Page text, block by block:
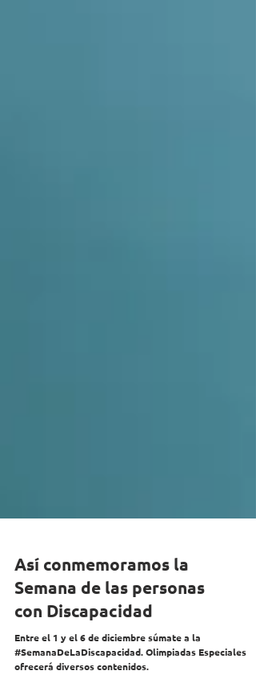
Así conmemoramos la
Semana de las personas